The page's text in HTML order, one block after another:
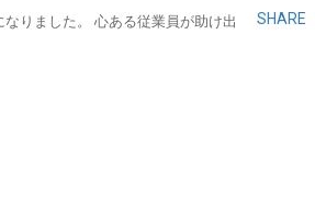
りました。 心ある従業員が助け出
Hatena
SHARE